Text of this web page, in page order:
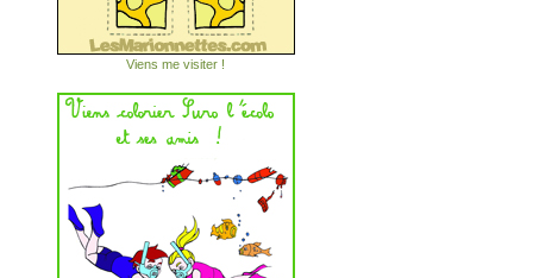
Viens me visiter !